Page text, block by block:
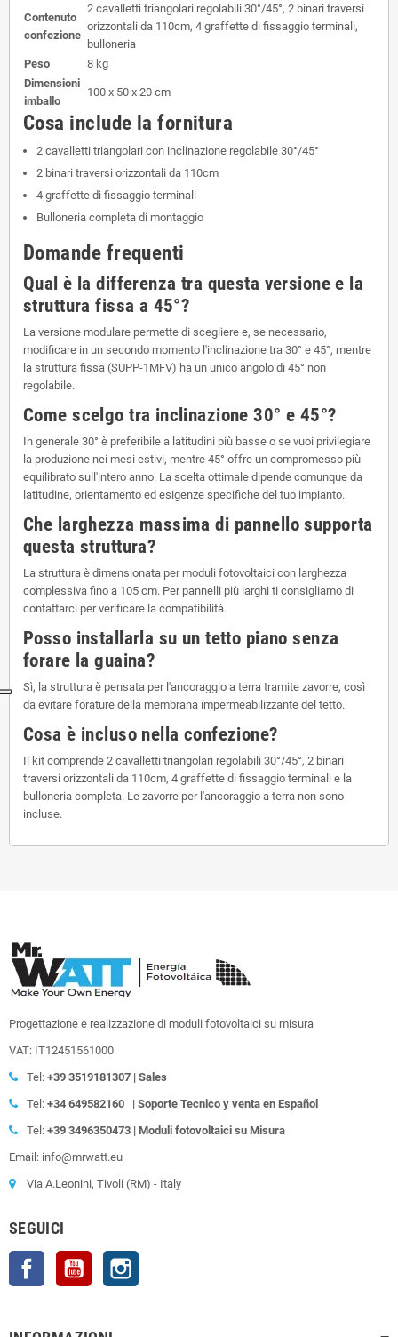
Contenuto
confezione
2 cavalletti triangolari regolabili 30°/45°, 2 binari traversi
orizzontali da 110cm, 4 graffette di fissaggio terminali,
bulloneria
Peso
8 kg
Dimensioni
imballo
100 x 50 x 20 cm
Cosa include la fornitura
2 cavalletti triangolari con inclinazione regolabile 30°/45°
2 binari traversi orizzontali da 110cm
4 graffette di fissaggio terminali
Bulloneria completa di montaggio
Domande frequenti
Qual è la differenza tra questa versione e la
struttura fissa a 45°?
La versione modulare permette di scegliere e, se necessario,
modificare in un secondo momento l'inclinazione tra 30° e 45°, mentre
la struttura fissa (SUPP-1MFV) ha un unico angolo di 45° non
regolabile.
Come scelgo tra inclinazione 30° e 45°?
In generale 30° è preferibile a latitudini più basse o se vuoi privilegiare
la produzione nei mesi estivi, mentre 45° offre un compromesso più
equilibrato sull'intero anno. La scelta ottimale dipende comunque da
latitudine, orientamento ed esigenze specifiche del tuo impianto.
Che larghezza massima di pannello supporta
questa struttura?
La struttura è dimensionata per moduli fotovoltaici con larghezza
complessiva fino a 105 cm. Per pannelli più larghi ti consigliamo di
contattarci per verificare la compatibilità.
Posso installarla su un tetto piano senza
forare la guaina?
Sì, la struttura è pensata per l'ancoraggio a terra tramite zavorre, così
da evitare forature della membrana impermeabilizzante del tetto.
Cosa è incluso nella confezione?
Il kit comprende 2 cavalletti triangolari regolabili 30°/45°, 2 binari
traversi orizzontali da 110cm, 4 graffette di fissaggio terminali e la
bulloneria completa. Le zavorre per l'ancoraggio a terra non sono
incluse.
Progettazione e realizzazione di moduli fotovoltaici su misura
VAT: IT12451561000
Tel: +39 3519181307 | Sales
Tel: +34 649582160 | Soporte Tecnico y venta en Español
Tel: +39 3496350473 | Moduli fotovoltaici su Misura
Email: info@mrwatt.eu
Via A.Leonini, Tivoli (RM) - Italy
SEGUICI
Facebook YouTube